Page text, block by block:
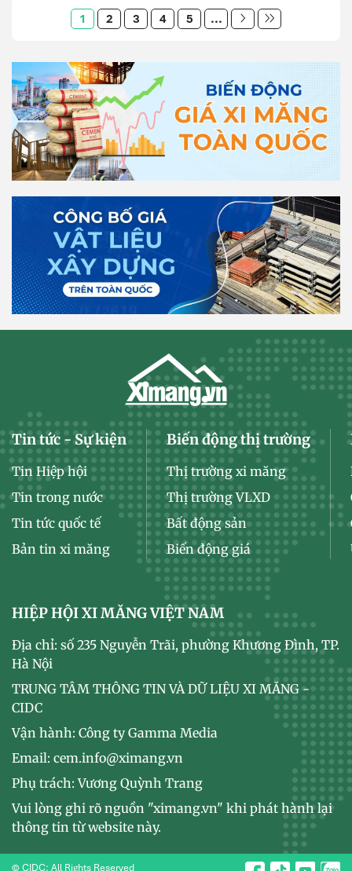
1 2 3 4 5 ...
Tin tức - Sự kiện
Tin Hiệp hội
Tin trong nước
Tin tức quốc tế
Bản tin xi măng
Biến động thị trường
Thị trường xi măng
Thị trường VLXD
Bất động sản
Biến động giá
HIỆP HỘI XI MĂNG VIỆT NAM
Địa chỉ: số 235 Nguyễn Trãi, phường Khương Đình, TP.
Hà Nội
TRUNG TÂM THÔNG TIN VÀ DỮ LIỆU XI MĂNG -
CIDC
Vận hành: Công ty Gamma Media
Email: cem.info@ximang.vn
Phụ trách: Vương Quỳnh Trang
Vui lòng ghi rõ nguồn "ximang.vn" khi phát hành lại
thông tin từ website này.
© CIDC: All Rights Reserved